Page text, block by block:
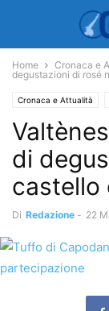
Home Cronaca e
degustazioni di rosé
Cronaca e Attualità
di
castello
Di Redazione - 22